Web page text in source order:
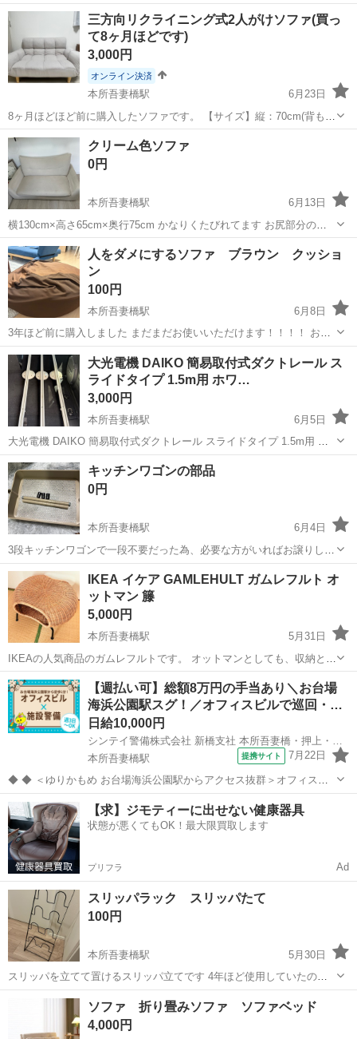
三方向リクライニング式2人がけソファ(買っ
て8ヶ月ほどです)
3,000円
オンライン決済
本所吾妻橋駅
6月23日
8ヶ月ほどほど前に購入したソファです。 【サイズ】縦：70cm(背もた
れの高さまでで計測)、横：120cm、奥行き：62cm （大体です）
【傷などの状態】とくに目立った傷はありません。 【アピールポイン
ト】状態はいいので...
東京 墨田区 本所吾妻橋駅
クリーム色ソファ
0円
本所吾妻橋駅
6月13日
横130cm×高さ65cm×奥行75cm かなりくたびれてます お尻部分のク
ッション性もほぼなし シミだらけ 背もたれはしっかりしてます 3年ほ
ど前にニトリで購入したものです
東京 墨田区 本所吾妻橋駅 クリーム色
人をダメにするソファ ブラウン クッショ
ン
100円
本所吾妻橋駅
6月8日
3年ほど前に購入しました まだまだお使いいただけます！！！！ お気
軽にご連絡ください！
東京 墨田区 本所吾妻橋駅 ソファ
大光電機 DAIKO 簡易取付式ダクトレール ス
ライドタイプ 1.5m用 ホワ…
3,000円
本所吾妻橋駅
6月5日
大光電機 DAIKO 簡易取付式ダクトレール スライドタイプ 1.5m用 ホ
ワイト DP-42034W Amazonで15000円程のものです。 引越しし、新居
で使用しなくなった為お譲りします。 1本の価格です。3本あり...
東京 墨田区 本所吾妻橋駅 照明器具
キッチンワゴンの部品
0円
本所吾妻橋駅
6月4日
3段キッチンワゴンで一段不要だった為、必要な方がいればお譲りしま
す。
東京 墨田区 本所吾妻橋駅
IKEA イケア GAMLEHULT ガムレフルト オ
ットマン 籐
5,000円
本所吾妻橋駅
5月31日
IKEAの人気商品のガムレフルトです。 オットマンとしても、収納とし
ても使用できます。 IKEAでは9,900円で販売されています。 トレンド
のジャパンディにピッタリなので、インテリアにこだわりのある方に
おすすめです。...
東京 墨田区 本所吾妻橋駅 ソファ
【週払い可】総額8万円の手当あり＼お台場
海浜公園駅スグ！／オフィスビルで巡回・…
日給10,000円
本所吾妻橋駅
提携サイト 7月22日
◆ ◆ ＜ゆりかもめ お台場海浜公園駅からアクセス抜群＞オフィスビ
ルでの勤務 週3日～勤務OK！ 巡回やモニター監視などの施設警備◎
完全自由シフト制だから あなたのペースでお仕事も可能です！ ＊★未
経験大歓迎！★＊...
東京 墨田区 本所吾妻橋駅 警備員
【求】ジモティーに出せない健康器具
状態が悪くてもOK！最大限買取します
プリフラ Ad
スリッパラック スリッパたて
100円
本所吾妻橋駅
5月30日
スリッパを立てて置けるスリッパ立てです 4年ほど使用していたの
で、 多少の使用感はありますが、まだまだ利用できます＊ 墨田区錦糸
町〜八広あたりで 直接手渡しできる方優先でお願いいたします。
墨田区 本所吾妻橋駅
ソファ 折り畳みソファ ソファベッド
4,000円